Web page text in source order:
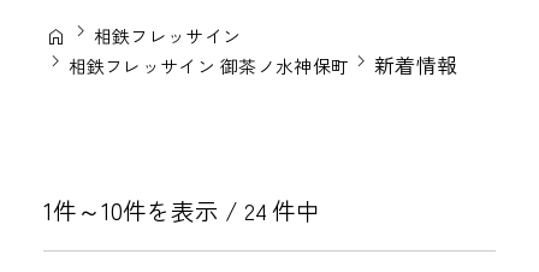
相鉄フレッサイン
相鉄フレッサイン 御茶ノ水神保町
新着情報
1件～10件を表示 / 24件中